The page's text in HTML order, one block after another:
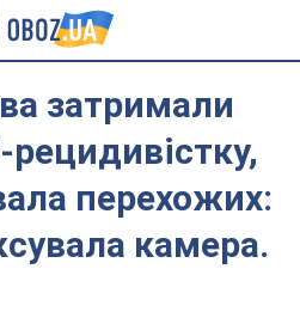
затримали
рецидивістку,
перехожих:
камера.